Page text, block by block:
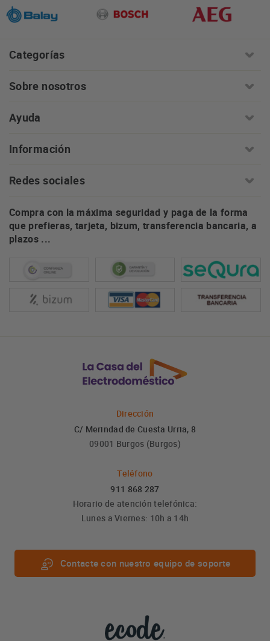
Categorías
Sobre nosotros
Ayuda
Información
Redes sociales
Compra con la máxima seguridad y paga de la forma
que prefieras, tarjeta, bizum, transferencia bancaria, a
plazos ...
Dirección
C/ Merindad de Cuesta Urria, 8
09001 Burgos (Burgos)
Teléfono
911 868 287
Horario de atención telefónica:
Lunes a Viernes: 10h a 14h
Contacte con nuestro equipo de soporte